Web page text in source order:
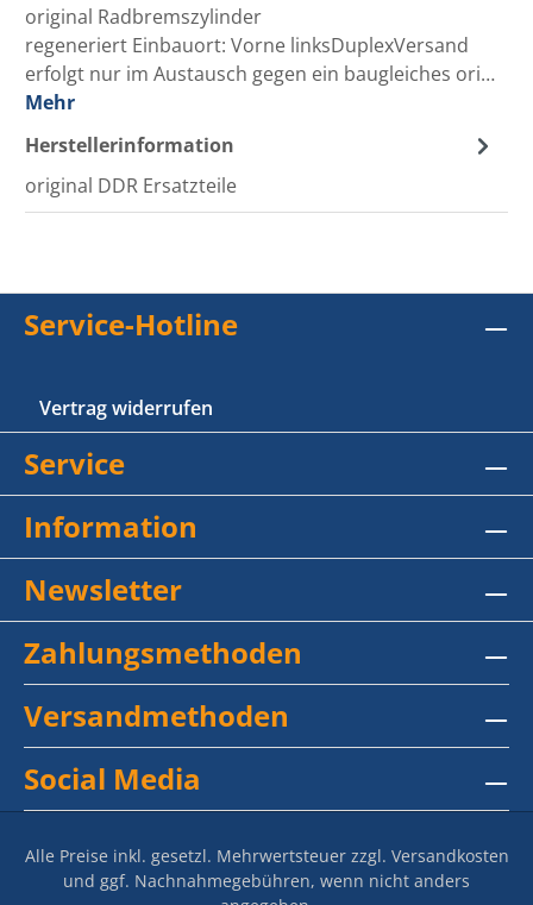
original Radbremszylinder
regeneriert Einbauort: Vorne linksDuplexVersand
erfolgt nur im Austausch gegen ein baugleiches ori…
Mehr
Herstellerinformation
original DDR Ersatzteile
Service-Hotline
Vertrag widerrufen
Service
Information
Newsletter
Zahlungsmethoden
Versandmethoden
Social Media
Alle Preise inkl. gesetzl. Mehrwertsteuer zzgl. Versandkosten
und ggf. Nachnahmegebühren, wenn nicht anders